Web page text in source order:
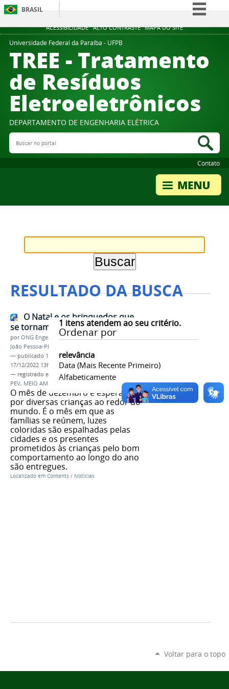
ACESSIBILIDADE ALTO CONTRASTE MAPA DO SITE
BRASIL
Simplifique!
Participe
Canais
Universidade Federal da Paraíba - UFPB
TREE - Tratamento
de Resíduos
Eletroeletrônicos
DEPARTAMENTO DE ENGENHARIA ELÉTRICA
Buscar no portal
Contato
RESULTADO DA BUSCA
1 itens atendem ao seu critério.
Ordenar por
relevância
Data (mais Recente Primeiro)
Alfabeticamente
O Natal e os brinquedos que
se tornam Resíduos
porONG Engenheiros Sem Fronteiras (Núcleo
João Pessoa-PB)
— publicado 17/12/2022—última modificação
17/12/2022 13h10
— registrado em:
REES ESF ,TREE RECLICLAGEM
PEV, MEIO AMBIENTE
O mês de dezembro é esperado
por diversas crianças ao redor do
mundo. É o mês em que as
famílias se reúnem, luzes
coloridas são espalhadas pelas
cidades e os presentes
prometidos às crianças pelo bom
comportamento ao longo do ano
são entregues.
Localizado em Contents / Notícias
Voltar para o topo